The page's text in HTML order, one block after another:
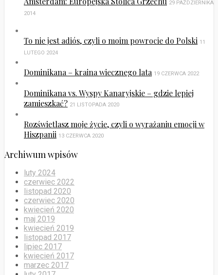
29 PAŹDZIERNIKA
2014
To nie jest adiós, czyli o moim powrocie do Polski 11
LUTEGO 2024
Dominikana – kraina wiecznego lata 19 CZERWCA 2022
Dominikana vs. Wyspy Kanaryjskie – gdzie lepiej
zamieszkać? 21 LISTOPADA 2020
Rozświetlasz moje życie, czyli o wyrażaniu emocji w
Hiszpanii 13 CZERWCA 2020
Archiwum wpisów
luty 2024
czerwiec 2022
listopad 2020
czerwiec 2020
kwiecień 2020
maj 2019
kwiecień 2019
listopad 2017
lipiec 2017
kwiecień 2017
marzec 2017